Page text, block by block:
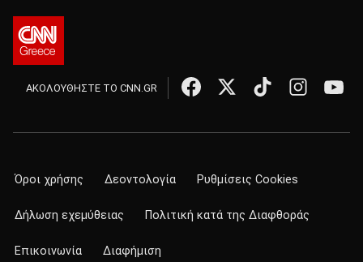
ΑΚΟΛΟΥΘΗΣΤΕ ΤΟ CNN.GR
Όροι χρήσης Δεοντολογία Ρυθμίσεις Cookies
Δήλωση εχεμύθειας Πολιτική κατά της Διαφθοράς
Επικοινωνία Διαφήμιση